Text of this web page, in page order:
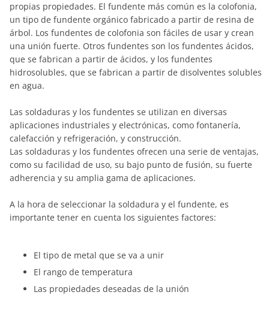
propias propiedades. El fundente más común es la colofonia,
un tipo de fundente orgánico fabricado a partir de resina de
árbol. Los fundentes de colofonia son fáciles de usar y crean
una unión fuerte. Otros fundentes son los fundentes ácidos,
que se fabrican a partir de ácidos, y los fundentes
hidrosolubles, que se fabrican a partir de disolventes solubles
en agua.
Las soldaduras y los fundentes se utilizan en diversas
aplicaciones industriales y electrónicas, como fontanería,
calefacción y refrigeración, y construcción.
Las soldaduras y los fundentes ofrecen una serie de ventajas,
como su facilidad de uso, su bajo punto de fusión, su fuerte
adherencia y su amplia gama de aplicaciones.
A la hora de seleccionar la soldadura y el fundente, es
importante tener en cuenta los siguientes factores:
El tipo de metal que se va a unir
El rango de temperatura
Las propiedades deseadas de la unión